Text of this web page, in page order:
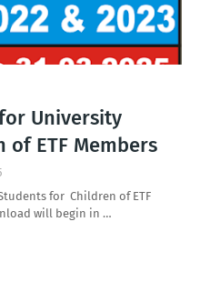
University
ETF Members
for Children of ETF
will begin in …